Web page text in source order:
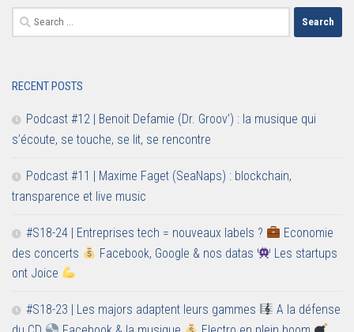
Search
for:
RECENT POSTS
Podcast #12 | Benoit Defamie (Dr. Groov’) : la musique qui
s’écoute, se touche, se lit, se rencontre
Podcast #11 | Maxime Faget (SeaNaps) : blockchain,
transparence et live music
#S18-24 | Entreprises tech = nouveaux labels ?
Economie
des concerts
Facebook, Google & nos datas
Les startups
ont Joice
#S18-23 | Les majors adaptent leurs gammes
A la défense